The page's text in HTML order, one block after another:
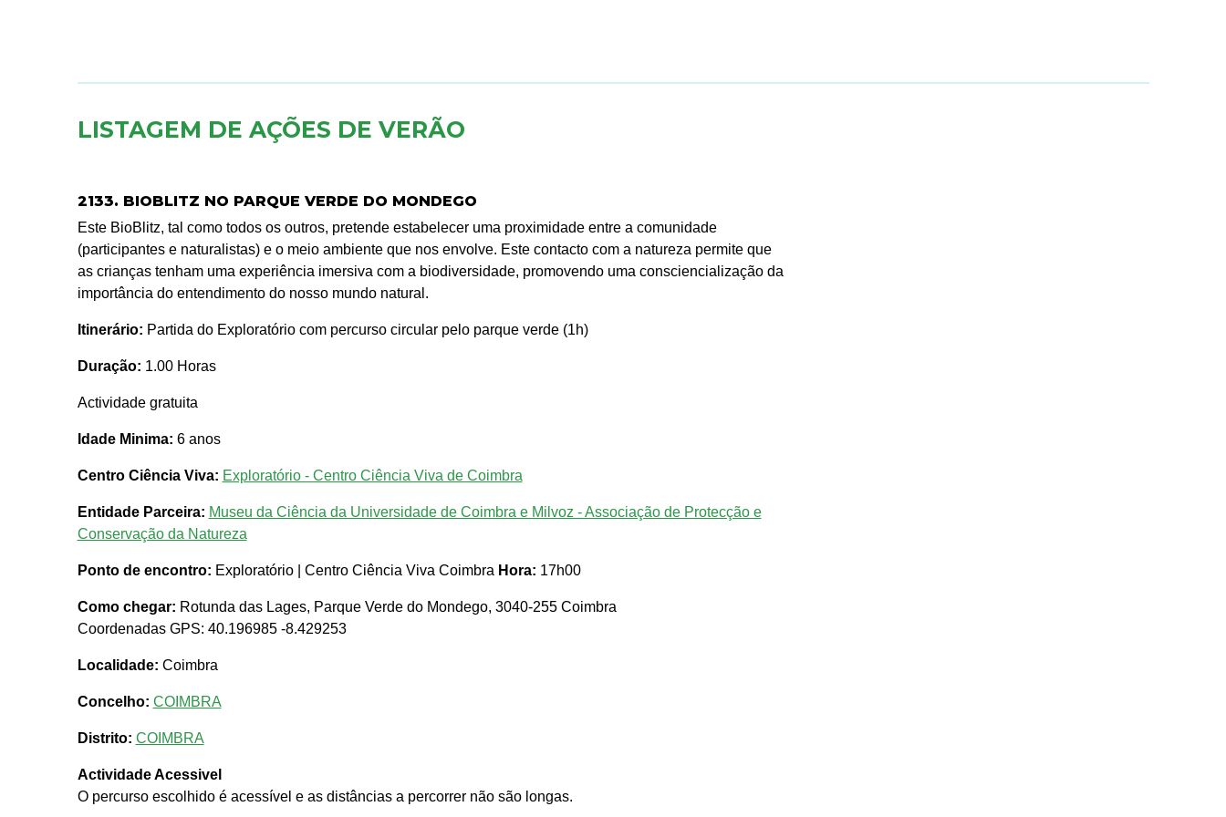
LISTAGEM DE AÇÕES DE VERÃO
2133. BIOBLITZ NO PARQUE VERDE DO MONDEGO
Este BioBlitz, tal como todos os outros, pretende estabelecer uma proximidade entre a comunidade
(participantes e naturalistas) e o meio ambiente que nos envolve. Este contacto com a natureza permite que
as crianças tenham uma experiência imersiva com a biodiversidade, promovendo uma consciencialização da
importância do entendimento do nosso mundo natural.
Itinerário: Partida do Exploratório com percurso circular pelo parque verde (1h)
Duração: 1.00 Horas
Actividade gratuita
Idade Minima: 6 anos
Centro Ciência Viva: Exploratório - Centro Ciência Viva de Coimbra
Entidade Parceira: Museu da Ciência da Universidade de Coimbra e Milvoz - Associação de Protecção e
Conservação da Natureza
Ponto de encontro: Exploratório | Centro Ciência Viva Coimbra Hora: 17h00
Como chegar: Rotunda das Lages, Parque Verde do Mondego, 3040-255 Coimbra
Coordenadas GPS: 40.196985 -8.429253
Localidade: Coimbra
Concelho: COIMBRA
Distrito: COIMBRA
Actividade Acessivel
O percurso escolhido é acessível e as distâncias a percorrer não são longas.